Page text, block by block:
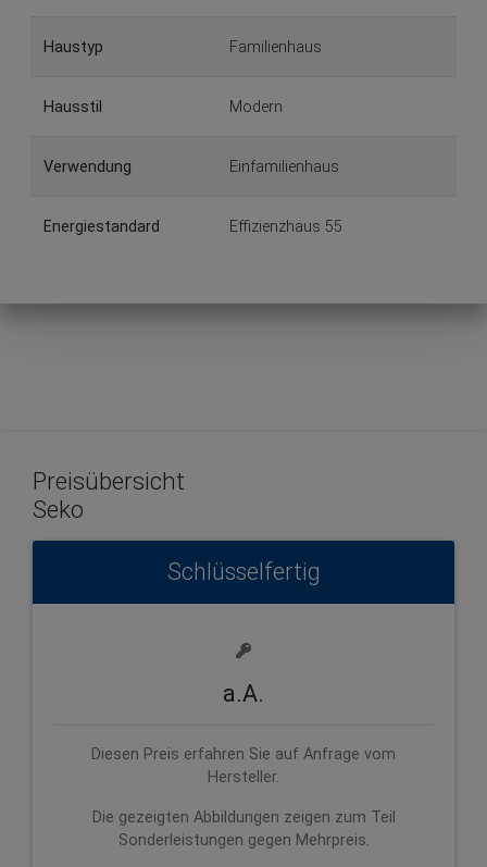
Haustyp Familienhaus
Hausstil Modern
Verwendung Einfamilienhaus
Energiestandard Effizienzhaus 55
Preisübersicht
Seko
Schlüsselfertig
a.A.
Diesen Preis erfahren Sie auf Anfrage vom
Hersteller.
Die gezeigten Abbildungen zeigen zum Teil
Sonderleistungen gegen Mehrpreis.